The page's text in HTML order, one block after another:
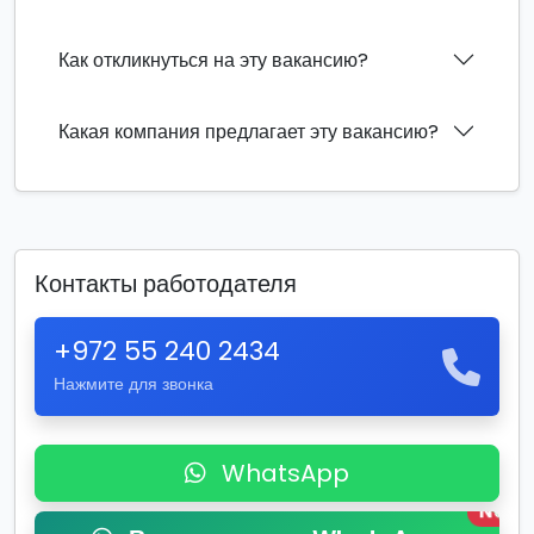
Как откликнуться на эту вакансию?
Какая компания предлагает эту вакансию?
Контакты работодателя
+972 55 240 2434
Нажмите для звонка
WhatsApp
New